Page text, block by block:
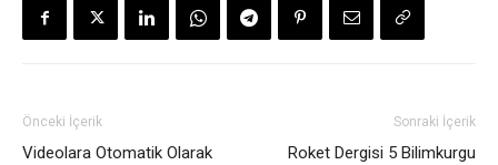
Önceki İçerik
Videolara Otomatik Olarak
Sonraki İçerik
Roket Dergisi 5 Bilimkurgu